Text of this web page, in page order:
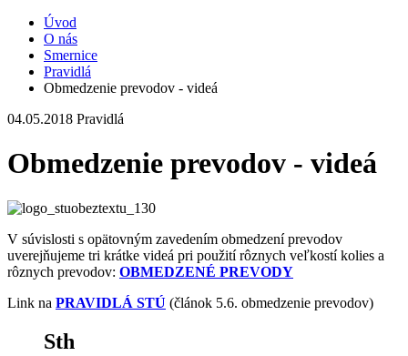
Úvod
O nás
Smernice
Pravidlá
Obmedzenie prevodov - videá
04.05.2018 Pravidlá
Obmedzenie prevodov - videá
V súvislosti s opätovným zavedením obmedzení prevodov
uverejňujeme tri krátke videá pri použití rôznych veľkostí kolies a
rôznych prevodov: OBMEDZENÉ PREVODY
Link na PRAVIDLÁ STÚ (článok 5.6. obmedzenie prevodov)
Sth